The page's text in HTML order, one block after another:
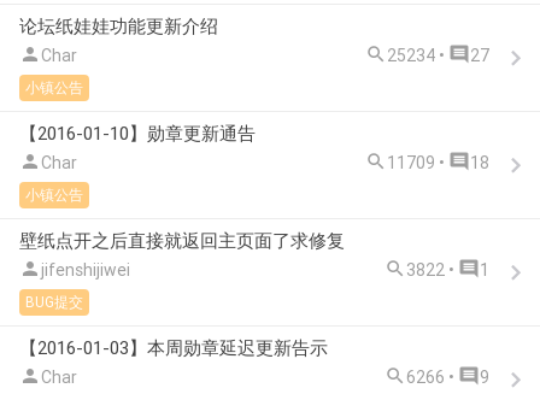
论坛纸娃娃功能更新介绍
 Char  25234 •  27
小镇公告
【2016-01-10】勋章更新通告
 Char  11709 •  18
小镇公告
壁纸点开之后直接就返回主页面了求修复
 jifenshijiwei  3822 •  1
BUG提交
【2016-01-03】本周勋章延迟更新告示
 Char  6266 •  9